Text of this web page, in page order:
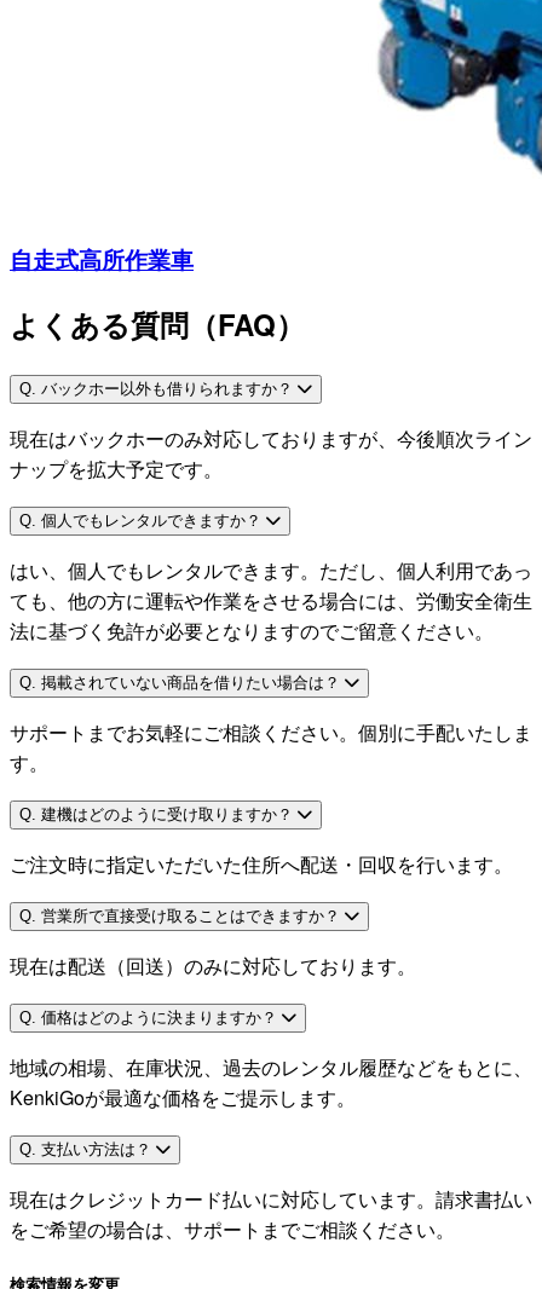
自走式高所作業車
よくある質問（FAQ）
Q. バックホー以外も借りられますか？
現在はバックホーのみ対応しておりますが、今後順次ライン
ナップを拡大予定です。
Q. 個人でもレンタルできますか？
はい、個人でもレンタルできます。ただし、個人利用であっ
ても、他の方に運転や作業をさせる場合には、労働安全衛生
法に基づく免許が必要となりますのでご留意ください。
Q. 掲載されていない商品を借りたい場合は？
サポートまでお気軽にご相談ください。個別に手配いたしま
す。
Q. 建機はどのように受け取りますか？
ご注文時に指定いただいた住所へ配送・回収を行います。
Q. 営業所で直接受け取ることはできますか？
現在は配送（回送）のみに対応しております。
Q. 価格はどのように決まりますか？
地域の相場、在庫状況、過去のレンタル履歴などをもとに、
KenkiGoが最適な価格をご提示します。
Q. 支払い方法は？
現在はクレジットカード払いに対応しています。請求書払い
をご希望の場合は、サポートまでご相談ください。
検索情報を変更